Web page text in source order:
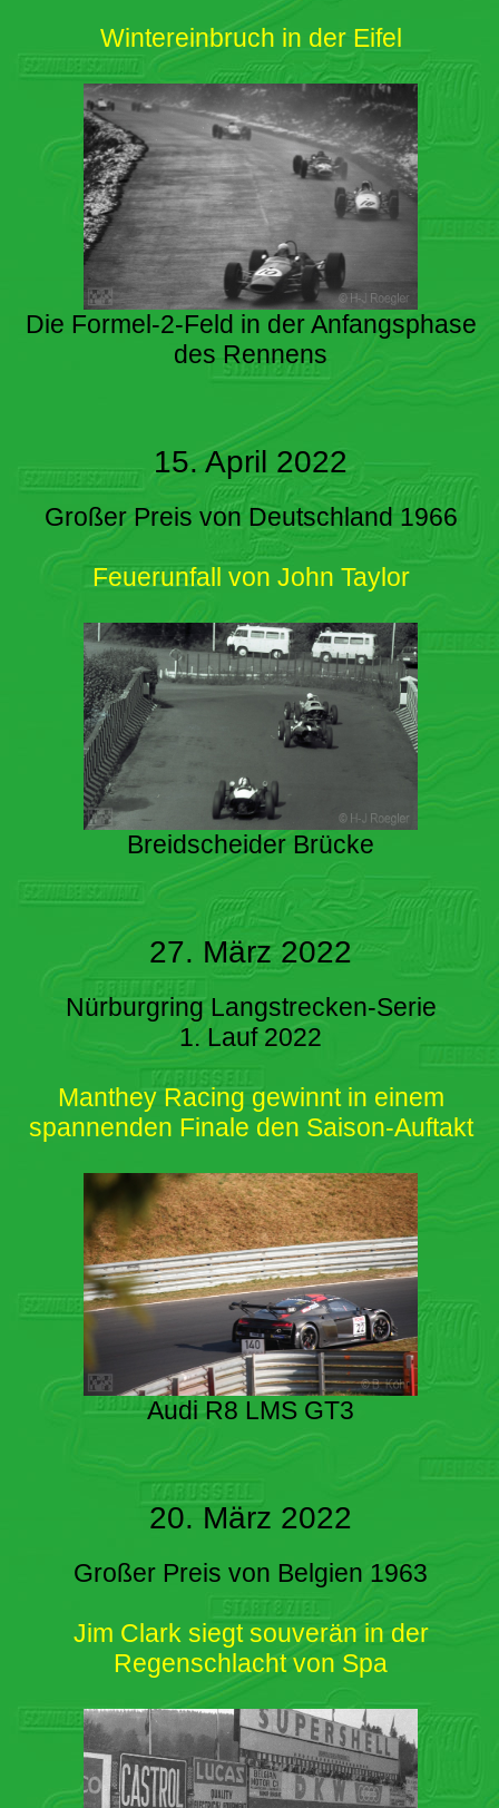
Wintereinbruch in der Eifel
Die Formel-2-Feld in der Anfangsphase
des Rennens
15. April 2022
Großer Preis von Deutschland 1966
Feuerunfall von John Taylor
Breidscheider Brücke
27. März 2022
Nürburgring Langstrecken-Serie
1. Lauf 2022
Manthey Racing gewinnt in einem
spannenden Finale den Saison-Auftakt
Audi R8 LMS GT3
20. März 2022
Großer Preis von Belgien 1963
Jim Clark siegt souverän in der
Regenschlacht von Spa